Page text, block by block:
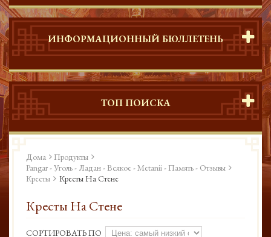
ИНФОРМАЦИОННЫЙ БЮЛЛЕТЕНЬ
ТОП ПОИСКА
Дома
Продукты
Pangar - Уголь - Ладан - Всякое - Metanii - Память - Отзывы
Кресты
Кресты На Стене
Кресты На Стене
СОРТИРОВАТЬ ПО